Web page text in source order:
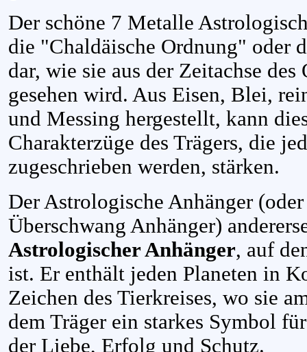
Der schöne 7 Metalle
die "Chaldäische Ordnung" oder
dar, wie sie aus der Zeitachse
gesehen wird. Aus Eisen, Blei,
und Messing hergestellt, kann
Charakterzüge des Trägers, die
zugeschrieben werden, stärken.
Der Astrologische Anhänger
Überschwang Anhänger)
Astrologischer Anhänger, auf
ist. Er enthält jeden Planeten in
Zeichen des Tierkreises, wo sie
dem Träger ein starkes Symbol
der Liebe, Erfolg und Schutz.